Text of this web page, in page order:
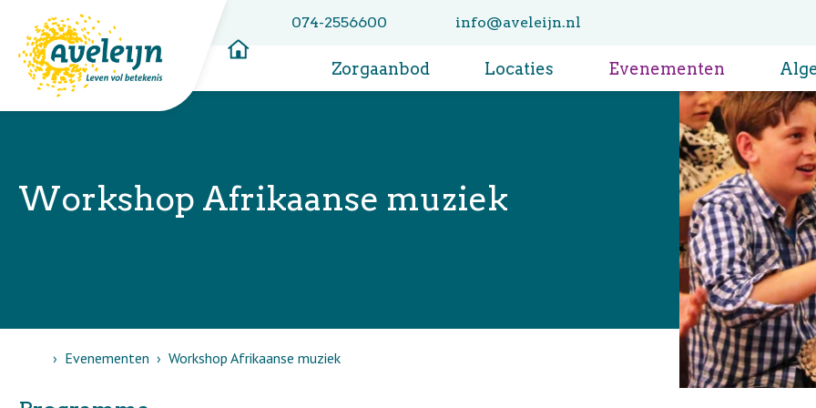
074-2556600
info@aveleijn.nl
Zorgaanbod Locaties Evenementen
Workshop Afrikaanse muziek
HomeEvenementen Workshop Afrikaanse muziek